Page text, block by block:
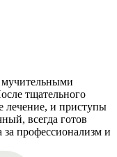
тщательного
лечение, и приступы
всегда готов
за профессионализм и